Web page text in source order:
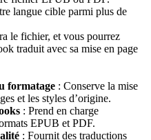
langue cible parmi plus de
le fichier, et vous pourrez
traduit avec sa mise en page
formatage : Conserve la mise
et les styles d’origine.
: Prend en charge
EPUB et PDF.
: Fournit des traductions